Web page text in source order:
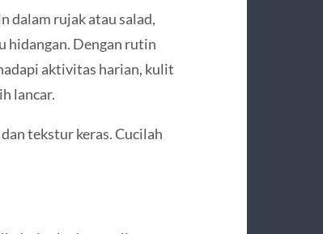
dalam rujak atau salad,
hidangan. Dengan rutin
aktivitas harian, kulit
lancar.
tekstur keras. Cucilah